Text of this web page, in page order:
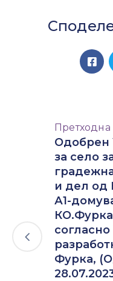
Претходна
Одобрен
за село
и дел од
А1-
Фурка,